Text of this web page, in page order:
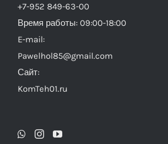
+7-952 849-63-00
Время работы: 09:00-18:00
E-mail:
Pawelhol85@gmail.com
Сайт:
KomTeh01.ru